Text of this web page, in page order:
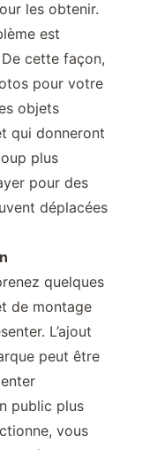
les obtenir.
est
cette façon,
pour votre
objets
qui donneront
plus
pour des
déplacées
quelques
de montage
L’ajout
peut être
public plus
vous